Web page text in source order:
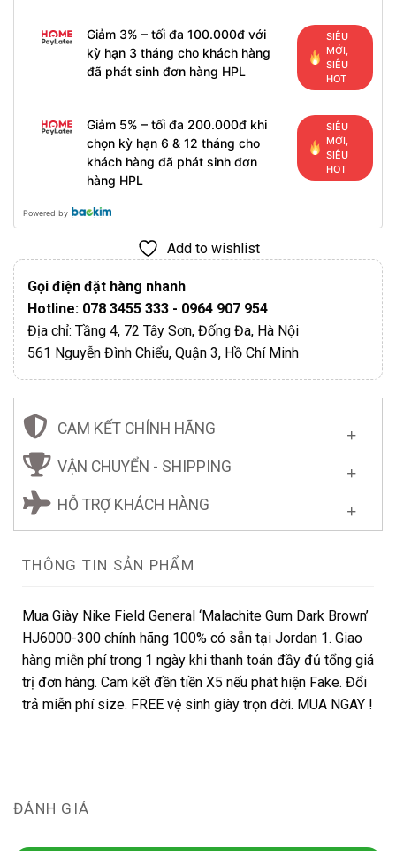
Giảm 3% – tối đa 100.000đ với
kỳ hạn 3 tháng cho khách hàng
đã phát sinh đơn hàng HPL
SIÊU
MỚI,
SIÊU
HOT
Giảm 5% – tối đa 200.000đ khi
chọn kỳ hạn 6 & 12 tháng cho
khách hàng đã phát sinh đơn
hàng HPL
SIÊU
MỚI,
SIÊU
HOT
Powered by
Add to wishlist
Gọi điện đặt hàng nhanh
Hotline: 078 3455 333 - 0964 907 954
Địa chỉ: Tầng 4, 72 Tây Sơn, Đống Đa, Hà Nội
561 Nguyễn Đình Chiểu, Quận 3, Hồ Chí Minh
CAM KẾT CHÍNH HÃNG
VẬN CHUYỂN - SHIPPING
HỖ TRỢ KHÁCH HÀNG
THÔNG TIN SẢN PHẨM
Mua Giày Nike Field General ‘Malachite Gum Dark Brown’
HJ6000-300 chính hãng 100% có sẵn tại Jordan 1. Giao
hàng miễn phí trong 1 ngày khi thanh toán đầy đủ tổng giá
trị đơn hàng. Cam kết đền tiền X5 nếu phát hiện Fake. Đổi
trả miễn phí size. FREE vệ sinh giày trọn đời. MUA NGAY !
ĐÁNH GIÁ